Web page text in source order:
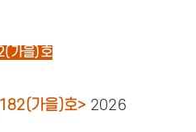
가을)호
가을)호> 2026